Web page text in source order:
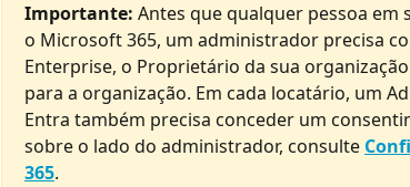
Importante: Antes que qualquer pessoa em
o Microsoft 365, um administrador precisa
Enterprise, o Proprietário da sua
para a organização. Em cada locatário, um
Entra também precisa conceder um
sobre o lado do administrador, consulte
365.